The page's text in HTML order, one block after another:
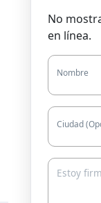
No
en línea.
Nombre
Ciudad